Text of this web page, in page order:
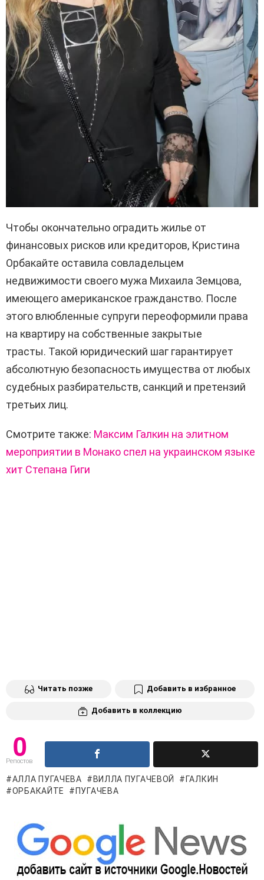
Чтобы окончательно оградить жилье от
финансовых рисков или кредиторов, Кристина
Орбакайте оставила совладельцем
недвижимости своего мужа Михаила Земцова,
имеющего американское гражданство. После
этого влюбленные супруги переоформили права
на квартиру на собственные закрытые
трасты. Такой юридический шаг гарантирует
абсолютную безопасность имущества от любых
судебных разбирательств, санкций и претензий
третьих лиц.
Смотрите также: Максим Галкин на элитном
мероприятии в Монако спел на украинском языке
хит Степана Гиги
Читать позже Добавить в избранное
Добавить в коллекцию
0
Репостов
АЛЛА ПУГАЧЕВА ВИЛЛА ПУГАЧЕВОЙ
ГАЛКИН
ОРБАКАЙТЕ
ПУГАЧЕВА